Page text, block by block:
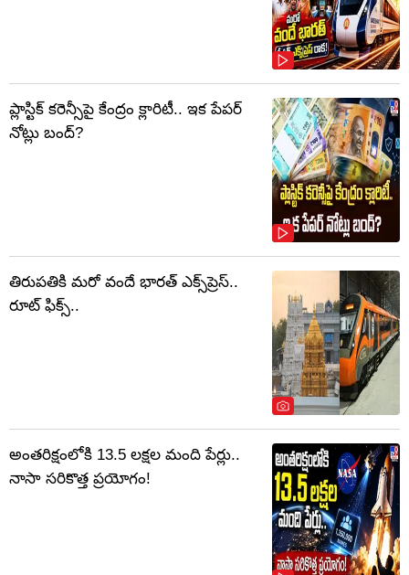
ప్లాస్టిక్‌ కరెన్సీపై కేంద్రం క్లారిటీ.. ఇక పేపర్‌
నోట్లు బంద్‌?
తిరుపతికి మరో వందే భారత్ ఎక్స్‌ప్రెస్..
రూట్ ఫిక్స్..
అంతరిక్షంలోకి 13.5 లక్షల మంది పేర్లు..
నాసా సరికొత్త ప్రయోగం!